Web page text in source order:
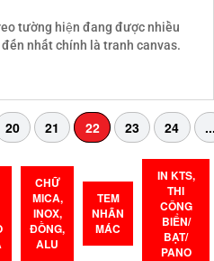
tường hiện đang được nhiều
nhất chính là tranh canvas.
20 21 22 23 24
CHỮ
MICA,
INOX,
ĐỒNG,
ALU
TEM
NHÃN
MÁC
IN KTS,
THI
CÔNG
BIỂN/
BẠT/
PANO